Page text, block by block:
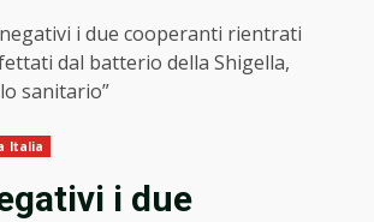
i due cooperanti rientrati
dal batterio della Shigella,
sanitario”
Italia
i due